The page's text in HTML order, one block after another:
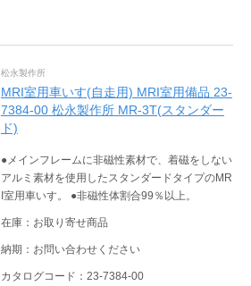
松永製作所
MRI室用車いす(自走用) MRI室用備品 23-
7384-00 松永製作所 MR-3T(スタンダー
ド)
●メインフレームに非磁性素材で、着磁をしない
アルミ素材を使用したスタンダードタイプのMR
I室用車いす。 ●非磁性体割合99％以上。
在庫：お取り寄せ商品
納期：お問い合わせください
カタログコード：23-7384-00